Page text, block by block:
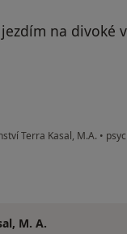
na divoké
Terra Kasal, M.A. •
účet byl odstraněn
M. A.